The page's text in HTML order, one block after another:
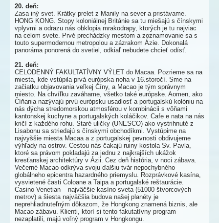
20. deň:
Zasa iný svet. Krátky prelet z Manily na sever a pristávame.
HONG KONG. Stopy koloniálnej Británie sa tu miešajú s čínskymi
vplyvmi a odrazu nás obklopia mrakodrapy, ktorých je tu najviac
na celom svete. Prvé prechádzky mestom a zoznamovanie sa s
touto supermodernou metropolou a zázrakom Ázie. Dokonalá
panoráma ponorená do svetiel, odkiaľ nebudete chcieť odísť.
21. deň:
CELODENNÝ FAKULTATÍVNY VÝLET do Macaa. Pozrieme sa na
miesta, kde vstúpila prvá európska noha v 16.storočí. Sme na
začiatku objavovania veľkej Číny, a Macao je tým správnym
miesto. Na chvíľku zaváhame, všetko také európske. Aomen, ako
Číňania nazývajú prvú európsku usadlosť a portugalskú kolóniu na
nás dýcha stredomorskou atmosférou v kombinácii s vôňami
kantonskej kuchyne a portugalských koláčikov. Cafe e nata na nás
kričí z každého rohu. Staré uličky (UNESCO) ako vystrihnuté z
Lisabonu sa striedajú s čínskymi obchodíkmi. Vystúpime na
najvyššie miesta Macaa a z portugalskej pevnosti obdivujeme
výhľady na ostrov. Cestou nás čakajú ruiny kostola Sv. Pavla,
ktoré sa právom pokladajú za jednu z najkrajších ukážok
kresťanskej architektúry v Ázii. Cez deň história, v noci zábava.
Večerné Macao odkrýva svoju ďalšiu tvár nepochybného
globálneho epicentra hazardného priemyslu. Rozprávkové kasína,
vysvietené časti Coloane a Taipa a portugalské reštaurácie.
Casino Venetian – najväčšie kasíno sveta (51000 štvorcových
metrov) a šiesta najväčšia budova našej planéty je
neprehliadnuteľným dôkazom, že Hongkong znamená biznis, ale
Macao zábavu. Klienti, ktorí si tento fakutatívny program
nezaplatili, majú voľný program v Hongkongu.